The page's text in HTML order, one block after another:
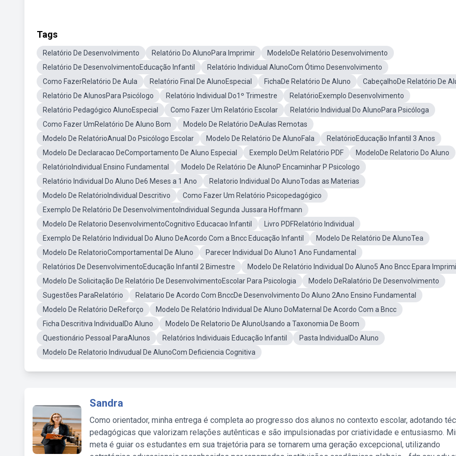
Tags
Relatório De Desenvolvimento Relatório Do AlunoPara Imprimir
ModeloDe Relatório Desenvolvimento
Relatório De DesenvolvimentoEducação Infantil
Relatório Individual AlunoCom Ótimo Desenvolvimento
Como FazerRelatório De Aula
Relatório Final De AlunoEspecial FichaDe Relatório De Aluno
CabeçalhoDe Relatório De
Relatório De AlunosPara Psicólogo
Relatório Individual Do1º Trimestre
RelatórioExemplo Desenvolvimento
Relatório Pedagógico AlunoEspecial
Como Fazer Um Relatório Escolar
Relatório Individual Do AlunoPara Psicóloga
Como Fazer UmRelatório De Aluno Bom
Modelo De Relatório DeAulas Remotas
Modelo De RelatórioAnual Do Psicólogo Escolar
Modelo De Relatório De AlunoFala
RelatórioEducação Infantil 3 Anos
Modelo De Declaracao DeComportamento De Aluno Especial
Exemplo DeUm Relatório PDF
ModeloDe Relatorio Do Aluno
RelatórioIndividual Ensino Fundamental
Modelo De Relatório De AlunoP Encaminhar P Psicologo
Relatório Individual Do Aluno De6 Meses a 1 Ano
Relatorio Individual Do AlunoTodas as Materias
Modelo De RelatórioIndividual Descritivo
Como Fazer Um Relatório Psicopedagógico
Exemplo De Relatório De DesenvolvimentoIndividual Segunda Jussara Hoffmann
Modelo De Relatorio DesenvolvimentoCognitivo Educacao Infantil
Livro PDFRelatório Individual
Exemplo De Relatório Individual Do Aluno DeAcordo Com a Bncc Educação Infantil
Modelo De Relatório De AlunoTea
Modelo De RelatorioComportamental De Aluno
Parecer Individual Do Aluno1 Ano Fundamental
Relatórios De DesenvolvimentoEducação Infantil 2 Bimestre
Modelo De Relatório Individual Do Aluno5 Ano Bncc Epara
Modelo De Solicitação De Relatório De DesenvolvimentoEscolar Para Psicologia
Modelo DeRalatório De Desenvolvimento
Sugestões ParaRelatório
Relatario De Acordo Com BnccDe Desenvolvimento Do Aluno 2Ano Ensino Fundamental
Modelo De Relatório DeReforço
Modelo De Relatório Individual De Aluno DoMaternal De Acordo Com a Bncc
Ficha Descritiva IndividualDo Aluno
Modelo De Relatorio De AlunoUsando a Taxonomia De Boom
Questionário Pessoal ParaAlunos
Relatórios Individuais Educação Infantil
Pasta IndividualDo Aluno
Modelo De Relatorio Indivudual De AlunoCom Deficiencia Cognitiva
Sandra
Como orientador, minha entrega é completa ao progresso dos alunos no contexto escolar, adotando
pedagógicas que valorizam relações autênticas e são impulsionadas por criatividade e entusiasmo.
meta é guiar os estudantes em sua trajetória para se tornarem uma geração excepcional, utilizando